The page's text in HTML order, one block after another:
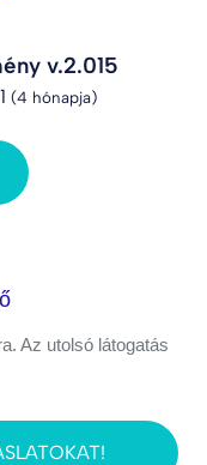
v.2.015
(4 hónapja)
Az utolsó látogatás